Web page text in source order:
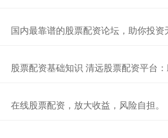
国内最靠谱的股票配资论坛，助你投资
股票配资基础知识 清远股票配资平台
​在线股票配资，放大收益，风险自担。